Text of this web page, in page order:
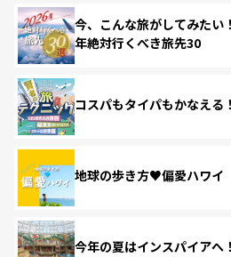
今、こんな旅がしてみたい
年絶対行くべき旅先30
コスパもタイパもかなえる
地球の歩き方♥偏愛ハワイ
今年の夏はインスパイアへ！